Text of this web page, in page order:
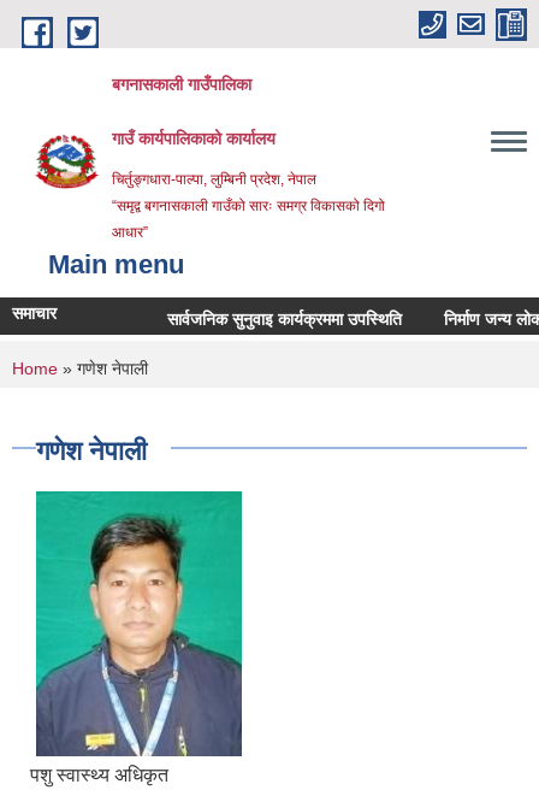
Skip to main content
बगनासकाली गाउँपालिका
गाउँ कार्यपालिकाको कार्यालय
चिर्तुङ्गधारा-पाल्पा, लुम्बिनी प्रदेश, नेपाल
“समृद्व बगनासकाली गाउँको सारः समग्र विकासको दिगो
आधार”
Main menu
समाचार सार्वजनिक सुनुवाइ कार्यक्रममा उपस्थिति निर्माण जन्य लोकल
You are here
Home » गणेश नेपाली
गणेश नेपाली
पशु स्वास्थ्य अधिकृत